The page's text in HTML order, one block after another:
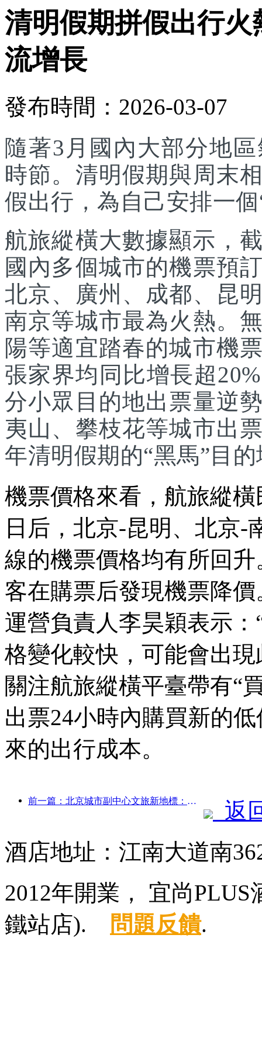
清明假期拼假出行
流增長
發布時間：2026-03-07
隨著3月國內大部分地
時節。清明假期與周末
假出行，為自己安排一
航旅縱橫大數據顯示，
國內多個城市的機票預
北京、廣州、成都、昆
南京等城市最為火熱。
陽等適宜踏春的城市機
張家界均同比增長超
分小眾目的地出票量逆
夷山、攀枝花等城市出
年清明假期的“黑馬”目
機票價格來看，航旅縱
日后，北京-昆明、北京-
線的機票價格均有所回
客在購票后發現機票降
運營負責人李昊穎表示
格變化較快，可能會出
關注航旅縱橫平臺帶有“
出票24小時內購買新的
來的出行成本。
前一篇：北京城市副中心文旅新地標：頂點公園將于今年正式亮相
返
酒店地址：江南大道南
2012年開業， 宜尚
鐵站店).
問題反饋.